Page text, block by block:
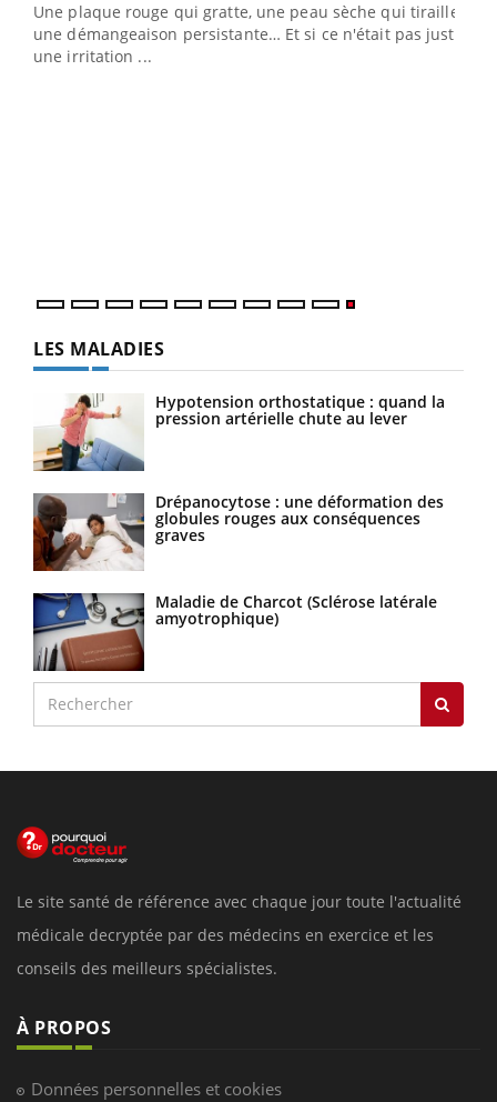
Une plaque rouge qui gratte, une peau sèche qui tiraille,
une démangeaison persistante… Et si ce n'était pas juste
une irritation ...
LES MALADIES
Hypotension orthostatique : quand la
pression artérielle chute au lever
Drépanocytose : une déformation des
globules rouges aux conséquences
graves
Maladie de Charcot (Sclérose latérale
amyotrophique)
Le site santé de référence avec chaque jour toute l'actualité
médicale decryptée par des médecins en exercice et les
conseils des meilleurs spécialistes.
À PROPOS
Données personnelles et cookies